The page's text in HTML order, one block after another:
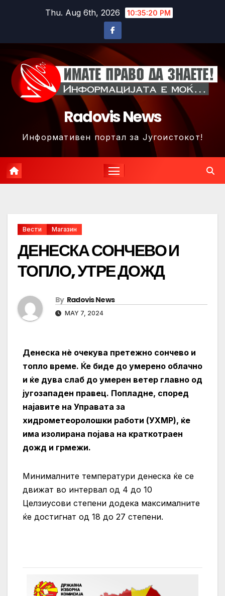
Thu. Aug 6th, 2026 10:35:23 PM
Radovis News
Информативен портал за Југоистокот!
Вести Магазин
ДЕНЕСКА СОНЧЕВО И
ТОПЛО, УТРЕ ДОЖД
By Radovis News
MAY 7, 2024
Денеска нè очекува претежно сончево и
топло време. Ќе биде до умерено облачно
и ќе дува слаб до умерен ветер главно од
југозападен правец. Попладне, според
најавите на Управата за
хидрометеоролошки работи (УХМР), ќе
има изолирана појава на краткотраен
дожд и грмежи.
Минималните температури денеска ќе се
движат во интервал од 4 до 10
Целзиусови степени додека максималните
ќе достигнат од 18 до 27 степени.